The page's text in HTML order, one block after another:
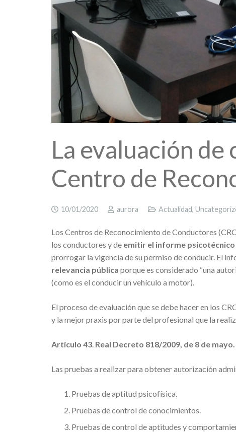
La evaluación
Centro de
10/01/2020 aurora Actualidad,
Los Centros de Reconocimiento de Conductores
los conductores y de emitir el informe psicotécnico
prorrogar la vigencia de su permiso de conducir. El
relevancia pública porque es considerado “una
(como es el conducir un vehículo a motor).
El proceso de evaluación que se debe hacer en los
y la mejor praxis por parte del profesional que la
Artículo 43. Real Decreto 818/2009, de 8 de mayo.
Las pruebas a realizar para obtener autorización
Pruebas de aptitud psicofísica.
Pruebas de control de conocimientos.
Pruebas de control de aptitudes y